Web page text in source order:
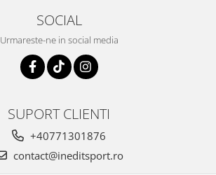
SOCIAL
Urmareste-ne in social media
SUPORT CLIENTI
+40771301876
contact@ineditsport.ro